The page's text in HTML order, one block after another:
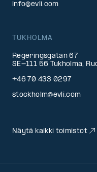
info@evli.com
TUKHOLMA
Regeringsgatan 67
SE-111 56 Tukholma,
+46 70 433 0297
stockholm@evli.com
Näytä kaikki toimistot